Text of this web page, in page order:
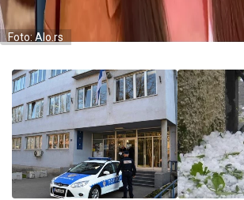
Foto: Alo.rs